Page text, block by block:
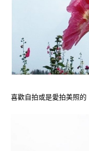
喜歡自拍或是愛拍美照的